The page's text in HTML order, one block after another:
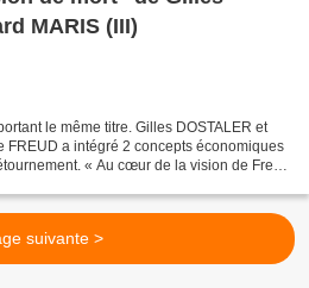
MARIS (III)
le même titre. Gilles DOSTALER et
FREUD a intégré 2 concepts économiques
« Au cœur de la vision de Freud
suivante >